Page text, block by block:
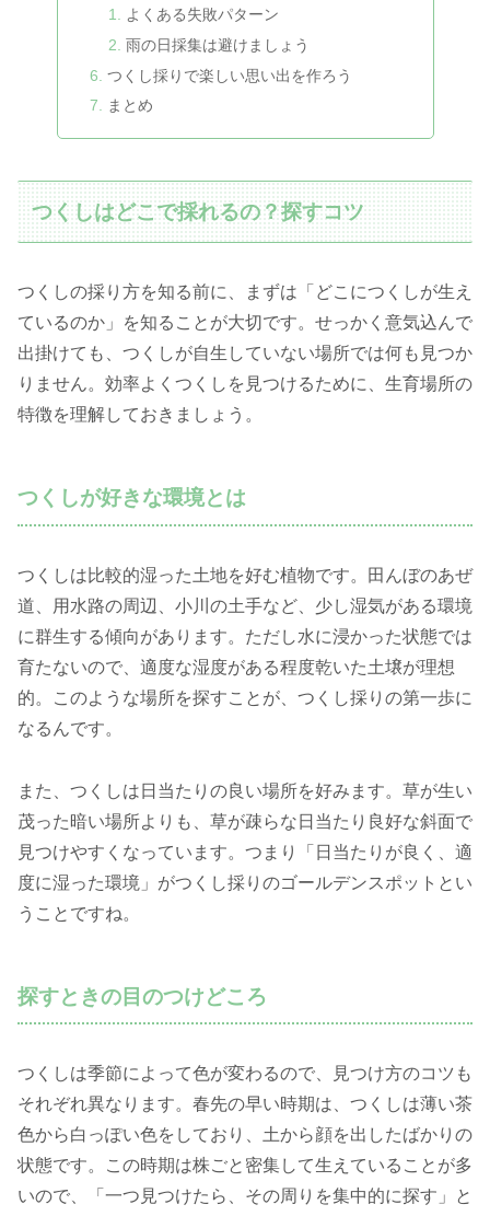
よくある失敗パターン
雨の日採集は避けましょう
つくし採りで楽しい思い出を作ろう
まとめ
つくしはどこで採れるの？探すコツ
つくしの採り方を知る前に、まずは「どこにつくしが生え
ているのか」を知ることが大切です。せっかく意気込んで
出掛けても、つくしが自生していない場所では何も見つか
りません。効率よくつくしを見つけるために、生育場所の
特徴を理解しておきましょう。
つくしが好きな環境とは
つくしは比較的湿った土地を好む植物です。田んぼのあぜ
道、用水路の周辺、小川の土手など、少し湿気がある環境
に群生する傾向があります。ただし水に浸かった状態では
育たないので、適度な湿度がある程度乾いた土壌が理想
的。このような場所を探すことが、つくし採りの第一歩に
なるんです。
また、つくしは日当たりの良い場所を好みます。草が生い
茂った暗い場所よりも、草が疎らな日当たり良好な斜面で
見つけやすくなっています。つまり「日当たりが良く、適
度に湿った環境」がつくし採りのゴールデンスポットとい
うことですね。
探すときの目のつけどころ
つくしは季節によって色が変わるので、見つけ方のコツも
それぞれ異なります。春先の早い時期は、つくしは薄い茶
色から白っぽい色をしており、土から顔を出したばかりの
状態です。この時期は株ごと密集して生えていることが多
いので、「一つ見つけたら、その周りを集中的に探す」と